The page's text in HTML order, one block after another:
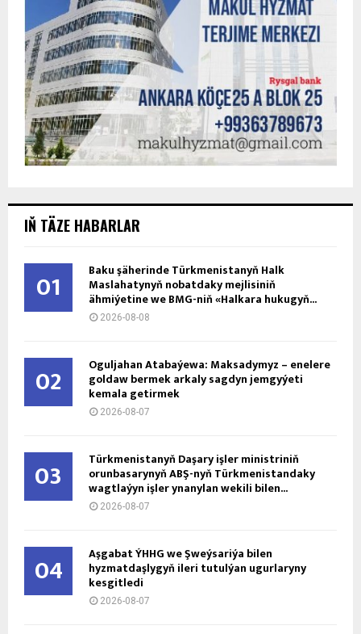
IŇ TÄZE HABARLAR
01 Baku şäherinde Türkmenistanyň Halk
Maslahatynyň nobatdaky mejlisiniň
ähmiýetine we BMG-niň «Halkara hukugyň...
2026-08-08
02 Oguljahan Atabaýewa: Maksadymyz – enelere
goldaw bermek arkaly sagdyn jemgyýeti
kemala getirmek
2026-08-07
03 Türkmenistanyň Daşary işler ministriniň
orunbasarynyň ABŞ-nyň Türkmenistandaky
wagtlaýyn işler ynanylan wekili bilen...
2026-08-07
04 Aşgabat ÝHHG we Şweýsariýa bilen
hyzmatdaşlygyň ileri tutulýan ugurlaryny
kesgitledi
2026-08-07